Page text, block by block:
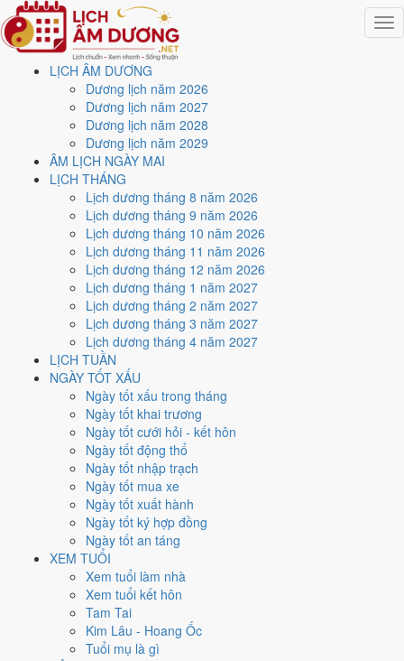
LỊCH ÂM DƯƠNG
Dương lịch năm 2026
Dương lịch năm 2027
Dương lịch năm 2028
Dương lịch năm 2029
ÂM LỊCH NGÀY MAI
LỊCH THÁNG
Lịch dương tháng 8 năm 2026
Lịch dương tháng 9 năm 2026
Lịch dương tháng 10 năm 2026
Lịch dương tháng 11 năm 2026
Lịch dương tháng 12 năm 2026
Lịch dương tháng 1 năm 2027
Lịch dương tháng 2 năm 2027
Lịch dương tháng 3 năm 2027
Lịch dương tháng 4 năm 2027
LỊCH TUẦN
NGÀY TỐT XẤU
Ngày tốt xấu trong tháng
Ngày tốt khai trương
Ngày tốt cưới hỏi - kết hôn
Ngày tốt động thổ
Ngày tốt nhập trạch
Ngày tốt mua xe
Ngày tốt xuất hành
Ngày tốt ký hợp đồng
Ngày tốt an táng
XEM TUỔI
Xem tuổi làm nhà
Xem tuổi kết hôn
Tam Tai
Kim Lâu - Hoang Ốc
Tuổi mụ là gì
Trang chủ
Lịch năm 2027
Tháng 2/2027
Ngày 24/2/2027 (Giáp Tuất)
Xem ngày24/2/2027
lịch - Ngày 19/1 âm lịch
(Giáp Tuất) tốt hay xấu?
Ngày 24/2/2027 dương lịch (Thứ Tư) là ngày 19/1/2027 âm lịch
Giáp Tuất - Can khắc Chi, Trực Thành, Sao Sâm, nạp âm
Sơn Đầu Hỏa. Tổng hòa, đây làNgày Đại Cát
cho các việc quan trọng. Giờ Hoàng Đạo trong ngày:
Thìn, Tỵ, Thân, Dậu, Hợi
Ngày Dương
Tháng 2 năm 2027
Tháng 1 âm năm 2027
Tiết Vũ Thủy
Giáp Tý